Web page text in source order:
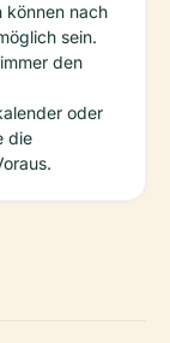
können nach
sein.
den
oder
die